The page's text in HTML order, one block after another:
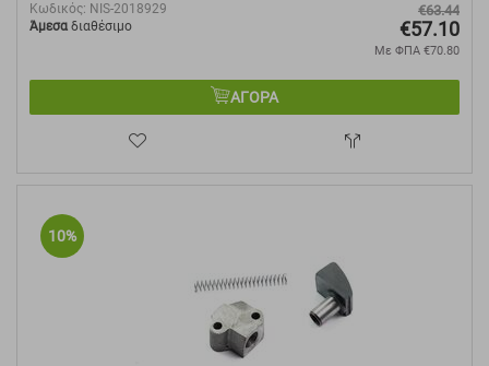
Κωδικός: NIS-2018929
Άμεσα διαθέσιμο
€63.44
€57.10
Με ΦΠΑ €70.80
ΑΓΟΡΑ
10%